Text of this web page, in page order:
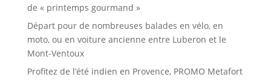
de « printemps gourmand »
Départ pour de nombreuses balades en vélo, en
moto, ou en voiture ancienne entre Luberon et le
Mont-Ventoux
Profitez de l’été indien en Provence, PROMO Metafort